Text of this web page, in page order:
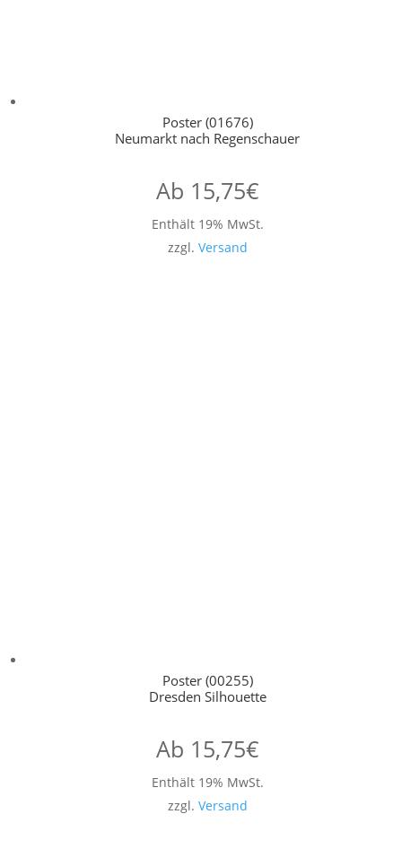
Poster (01676)
Neumarkt nach Regenschauer
Ab 15,75€
Enthält 19% MwSt.
zzgl. Versand
Poster (00255)
Dresden Silhouette
Ab 15,75€
Enthält 19% MwSt.
zzgl. Versand